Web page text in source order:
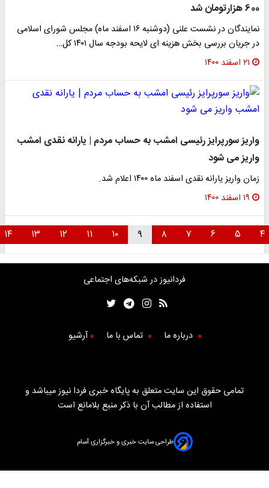
600 هزارتومان شد
نمایندگان در نشست علنی (دوشنبه ۱۶ اسفند ماه) مجلس شورای اسلامی
در جریان بررسی بخش هزینه ای لایحه بودجه سال ۱۴۰۱ کل…
۲۱ اسفند ۱۴۰۰
واریز سورپرایز رئیسی امشب به حساب مردم | یارانه نقدی امشب
واریز می شود
زمان واریز یارانه نقدی اسفند ماه ۱۴۰۰ اعلام شد.
۱۹ اسفند ۱۴۰۰
۱۰ ۱۲ ۱۳ ۱۴
فردانیوز در شبکه‌های اجتماعی
درباره ما تماس با ما آرشیو
تمامی حقوق این سایت متعلق به پایگاه خبری فردا نیوز میباشد و
استفاده از مطالب آن با ذکر منبع بلامانع است
طراحی سایت خبری و خبرگزاری آسام